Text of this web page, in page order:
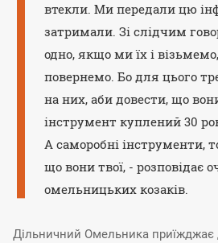
втекли. Ми передали цю
затримали. Зі слідчим
одно, якщо ми їх і
повернемо. Бо для цього
на них, аби довести, що
інструмент куплений 30
А саморобні інструменти,
що вони твої, - розповідає
омельницьких козаків.
Дільничний Омельника приїжджає